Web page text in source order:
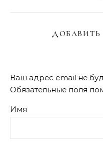
Ваш адрес email не
Обязательные поля
Имя